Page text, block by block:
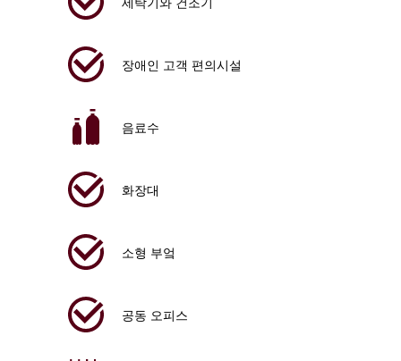
장애인 고객 편의시설
음료수
화장대
소형 부엌
공동 오피스